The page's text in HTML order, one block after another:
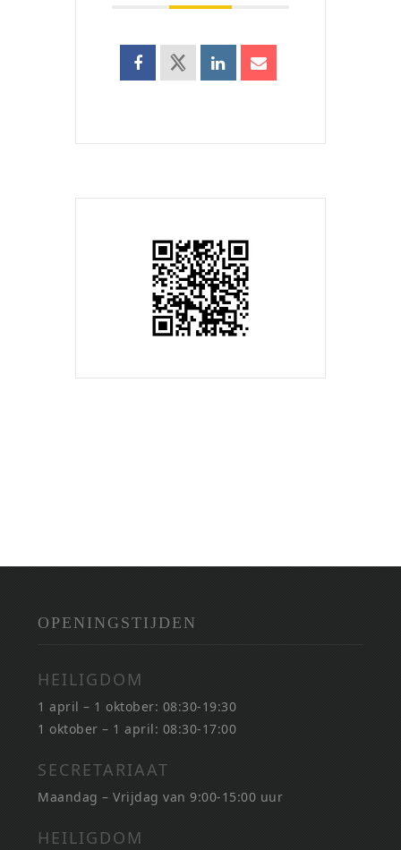
OPENINGSTIJDEN
HEILIGDOM
1 april – 1 oktober: 08:30-19:30
1 oktober – 1 april: 08:30-17:00
SECRETARIAAT
Maandag – Vrijdag van 9:00-15:00 uur
HEILIGDOM